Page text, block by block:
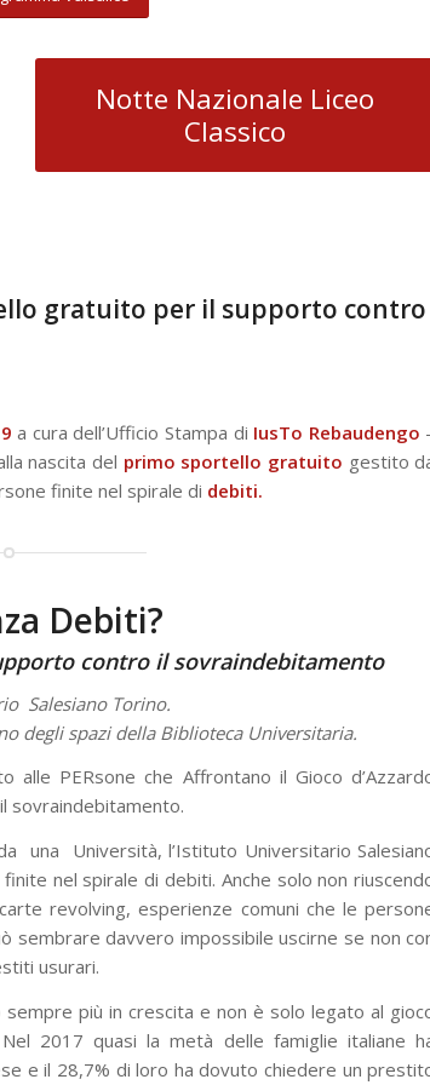
Notte Nazionale Liceo
Classico
gratuito per il supporto contro
a cura dell’Ufficio Stampa di IusTo Rebaudengo
nascita del primo sportello gratuito gestito
finite nel spirale di debiti.
Debiti?
contro il sovraindebitamento
Salesiano Torino.
degli spazi della Biblioteca Universitaria.
alle PERsone che Affrontano il Gioco
sovraindebitamento.
Università, l’Istituto Universitario
nel spirale di debiti. Anche solo non
revolving, esperienze comuni che le
sembrare davvero impossibile uscirne se non
usurari.
più in crescita e non è solo legato al
2017 quasi la metà delle famiglie italiane
e il 28,7% di loro ha dovuto chiedere un